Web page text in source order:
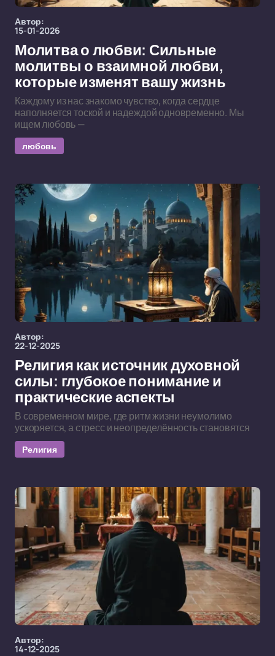
Автор:
15-01-2026
Молитва о любви: Сильные
молитвы о взаимной любви,
которые изменят вашу жизнь
Каждому из нас знакомо чувство, когда сердце
наполняется тоской и надеждой одновременно. Мы
ищем любовь —
любовь
Автор:
22-12-2025
Религия как источник духовной
силы: глубокое понимание и
практические аспекты
В современном мире, где ритм жизни неумолимо
ускоряется, а стресс и неопределённость становятся
Религия
Автор:
14-12-2025